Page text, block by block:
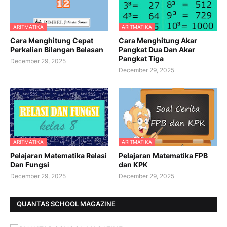
ARITMATIKA
Cara Menghitung Cepat
Perkalian Bilangan Belasan
December 29, 2025
ARITMATIKA
Cara Menghitung Akar
Pangkat Dua Dan Akar
Pangkat Tiga
December 29, 2025
ARITMATIKA
Pelajaran Matematika Relasi
Dan Fungsi
December 29, 2025
ARITMATIKA
Pelajaran Matematika FPB
dan KPK
December 29, 2025
QUANTAS SCHOOL MAGAZINE